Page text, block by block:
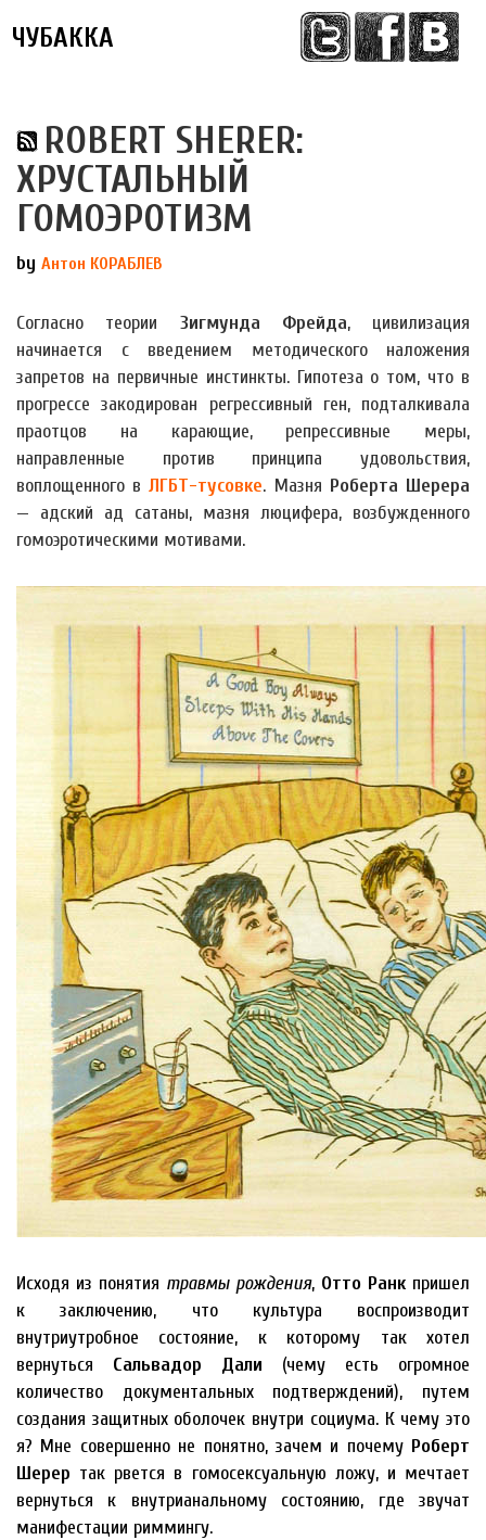
ЧУБАККА Меню
ROBERT SHERER:
ХРУСТАЛЬНЫЙ
ГОМОЭРОТИЗМ
by Антон КОРАБЛЕВ
Согласно теории Зигмунда Фрейда, цивилизация
начинается с введением методического наложения
запретов на первичные инстинкты. Гипотеза о том, что в
прогрессе закодирован регрессивный ген, подталкивала
праотцов на карающие, репрессивные меры,
направленные против принципа удовольствия,
воплощенного вЛГБТ-тусовке. Мазня Роберта Шерера
— адский ад сатаны, мазня люцифера, возбужденного
гомоэротическими мотивами.
Исходя из понятия травмы рождения, Отто Ранк пришел
к заключению, что культура воспроизводит
внутриутробное состояние, к которому так хотел
вернуться Сальвадор Дали (чему есть огромное
количество документальных подтверждений), путем
создания защитных оболочек внутри социума. К чему это
я? Мне совершенно не понятно, зачем и почему Роберт
Шерер так рвется в гомосексуальную ложу, и мечтает
вернуться к внутрианальному состоянию, где звучат
манифестации риммингу.